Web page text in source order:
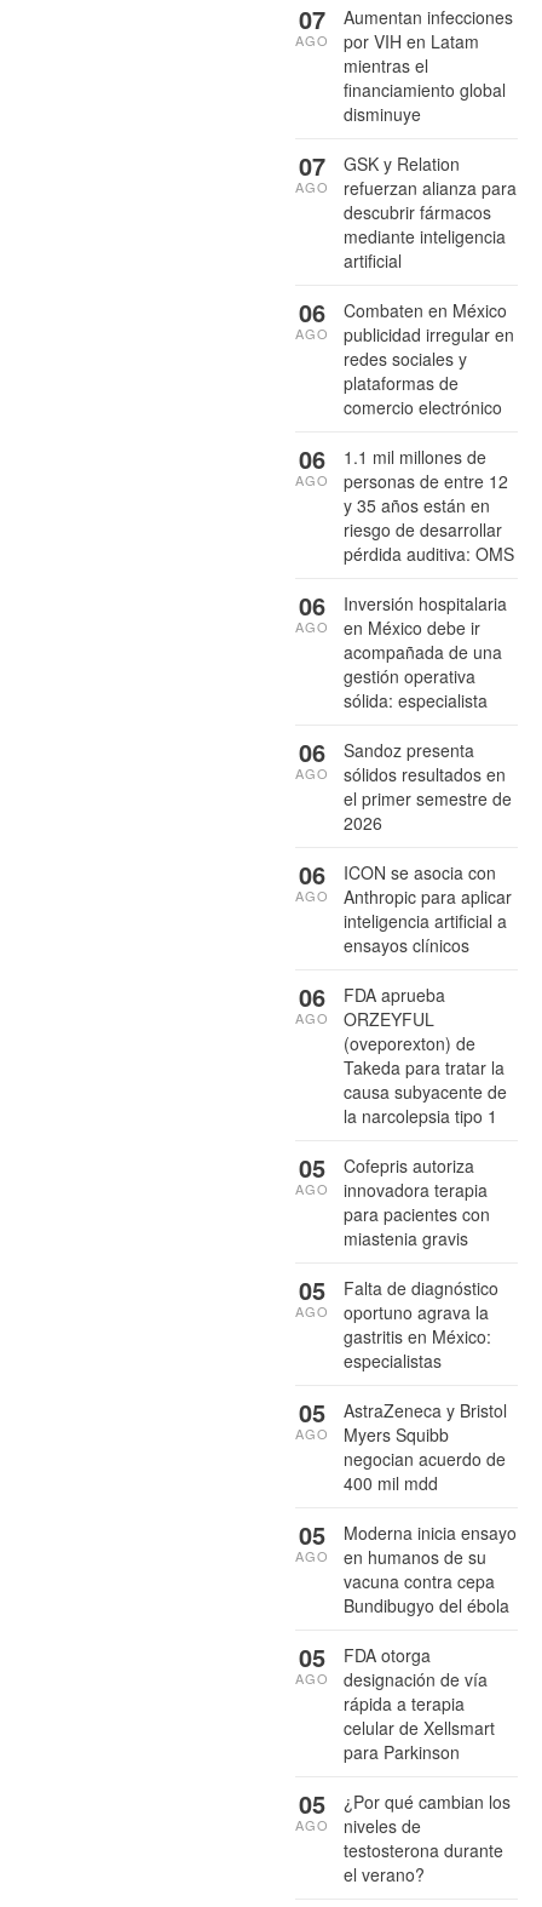
Aumentan infecciones
por VIH en Latam
mientras el
financiamiento global
disminuye
07
AGO
GSK y Relation
refuerzan alianza para
descubrir fármacos
mediante inteligencia
artificial
07
AGO
Combaten en México
publicidad irregular en
redes sociales y
plataformas de
comercio electrónico
06
AGO
1.1 mil millones de
personas de entre 12
y 35 años están en
riesgo de desarrollar
pérdida auditiva: OMS
06
AGO
Inversión hospitalaria
en México debe ir
acompañada de una
gestión operativa
sólida: especialista
06
AGO
Sandoz presenta
sólidos resultados en
el primer semestre de
2026
06
AGO
ICON se asocia con
Anthropic para aplicar
inteligencia artificial a
ensayos clínicos
06
AGO
FDA aprueba
ORZEYFUL
(oveporexton) de
Takeda para tratar la
causa subyacente de
la narcolepsia tipo 1
06
AGO
Cofepris autoriza
innovadora terapia
para pacientes con
miastenia gravis
05
AGO
Falta de diagnóstico
oportuno agrava la
gastritis en México:
especialistas
05
AGO
AstraZeneca y Bristol
Myers Squibb
negocian acuerdo de
400 mil mdd
05
AGO
Moderna inicia ensayo
en humanos de su
vacuna contra cepa
Bundibugyo del ébola
05
AGO
FDA otorga
designación de vía
rápida a terapia
celular de Xellsmart
para Parkinson
05
AGO
¿Por qué cambian los
niveles de
testosterona durante
el verano?
05
AGO